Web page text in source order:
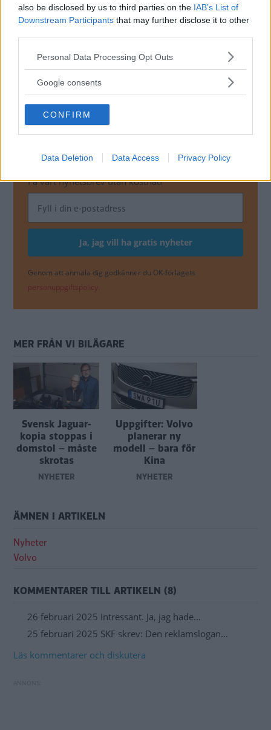
also be disclosed by us to third parties on the IAB’s List of
Downstream Participants that may further disclose it to other
Please note that this website/app uses one or more Google
not limited to your visit or usage behaviour. You may click to
use your data for below specified purposes in below Google
consent section.
Personal Data Processing Opt Outs
Google consents
CONFIRM
Data Deletion Data Access Privacy Policy
Volvo har gjort ett uttalande på sociala medier där det
inte rättsliga åtgärder.
”Vi ber ödmjukt om ursäkt för de problem och besvär
detta skapat för våra kunder”, skriver Volvo.
MISSA INTE KOMMANDE ARTIKLAR OM
VOLVO
Få vårt nyhetsbrev utan kostnad
Genom att anmäla dig godkänner du OK-förlagets
personuppgiftspolicy.
MER FRÅN VI BILÄGARE
Svensk Jaguar-
kopia stoppas i
domstol – måste
skrotas
NYHETER
Uppgifter: Volvo
planerar ny
modell – bara för
Kina
NYHETER
ÄMNEN I ARTIKELN
Nyheter
Volvo
KOMMENTARER TILL ARTIKELN (8)
26 februari 2025 Intressant. Ja, jag hade…
25 februari 2025 SKF skrev: Den reklamslogan…
Läs kommentarer och diskutera